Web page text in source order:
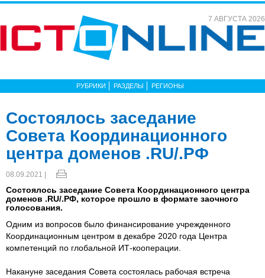
7 АВГУСТА 2026
РУБРИКИ РАЗДЕЛЫ РЕГИОНЫ
Состоялось заседание
Совета Координационного
центра доменов .RU/.РФ
08.09.2021 |
Состоялось заседание Совета Координационного центра
доменов .RU/.РФ, которое прошло в формате заочного
голосования.
Одним из вопросов было финансирование учрежденного
Координационным центром в декабре 2020 года Центра
компетенций по глобальной ИТ-кооперации.
Накануне заседания Совета состоялась рабочая встреча